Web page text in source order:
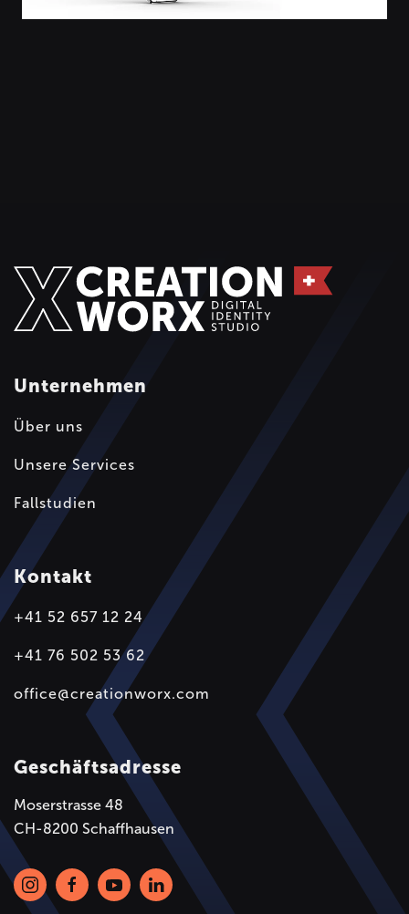
Unternehmen
Über uns
Unsere Services
Fallstudien
Kontakt
+41 52 657 12 24
+41 76 502 53 62
office@creationworx.com
Geschäftsadresse
Moserstrasse 48
CH-8200 Schaffhausen